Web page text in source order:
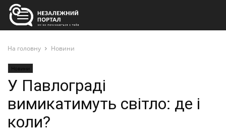
На головну Новини
Новини
У Павлограді
вимикатимуть світло: де і
коли?